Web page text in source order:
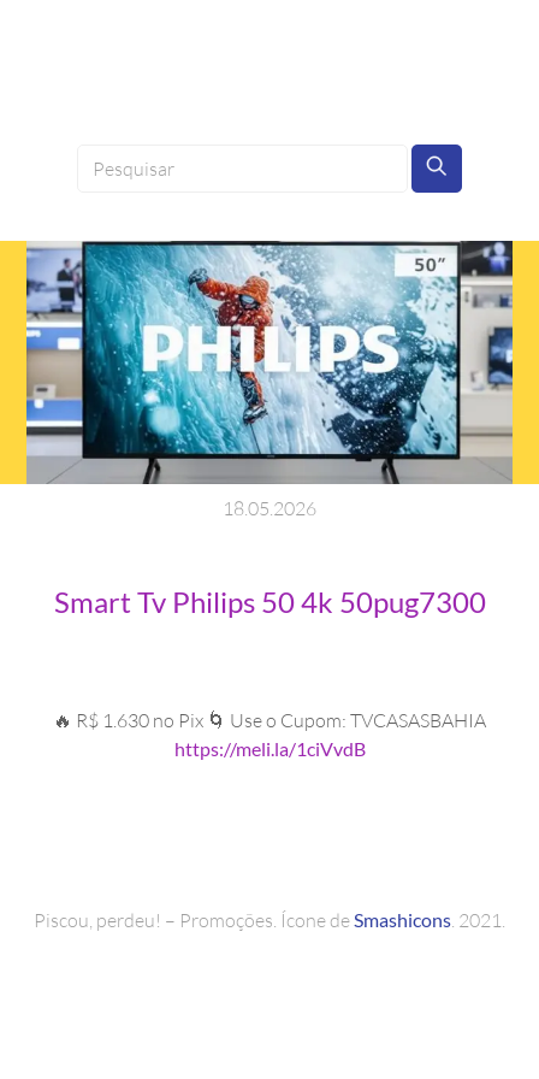
1805 2026
Smart Tv Philips 50 4k 50pug7300
🔥 R$ 1.630 no Pix 🌀 Use o Cupom: TVCASASBAHIA
https://meli.la/1ciVvdB
Piscou, perdeu! – Promoções. Ícone de Smashicons . 2021.